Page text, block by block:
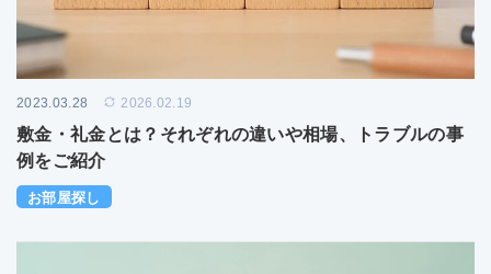
2023.03.28 2026.02.19
敷金・礼金とは？それぞれの違いや相場、トラブルの事
例をご紹介
お部屋探し